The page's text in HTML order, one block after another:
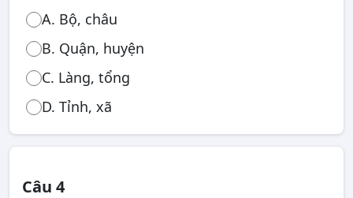
A. Bộ, châu
B. Quận, huyện
C. Làng, tổng
D. Tỉnh, xã
Câu 4